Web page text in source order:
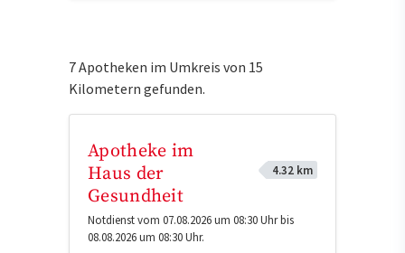
7 Apotheken im Umkreis von 15
Kilometern gefunden.
Apotheke im
Haus der
Gesundheit
4.32 km
Notdienst vom 07.08.2026 um 08:30 Uhr bis
08.08.2026 um 08:30 Uhr.